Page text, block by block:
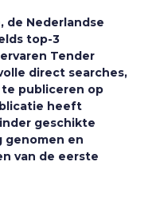
de Nederlandse
top-3
Tender
direct searches,
publiceren op
heeft
geschikte
genomen en
van de eerste